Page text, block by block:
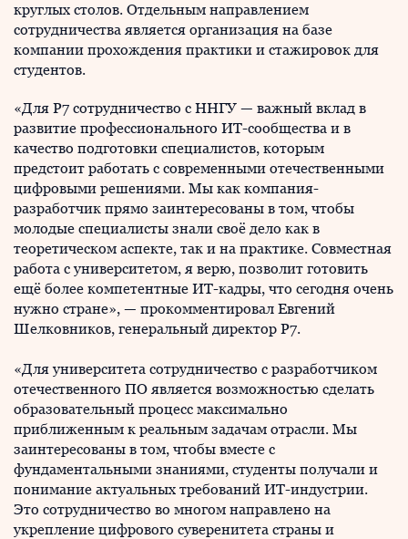
круглых столов. Отдельным направлением
сотрудничества является организация на базе
компании прохождения практики и стажировок для
студентов.
«Для Р7 сотрудничество с ННГУ — важный вклад в
развитие профессионального ИТ-сообщества и в
качество подготовки специалистов, которым
предстоит работать с современными отечественными
цифровыми решениями. Мы как компания-
разработчик прямо заинтересованы в том, чтобы
молодые специалисты знали своё дело как в
теоретическом аспекте, так и на практике. Совместная
работа с университетом, я верю, позволит готовить
ещё более компетентные ИТ-кадры, что сегодня очень
нужно стране», — прокомментировал Евгений
Шелковников, генеральный директор Р7.
«Для университета сотрудничество с разработчиком
отечественного ПО является возможностью сделать
образовательный процесс максимально
приближенным к реальным задачам отрасли. Мы
заинтересованы в том, чтобы вместе с
фундаментальными знаниями, студенты получали и
понимание актуальных требований ИТ-индустрии.
Это сотрудничество во многом направлено на
укрепление цифрового суверенитета страны и